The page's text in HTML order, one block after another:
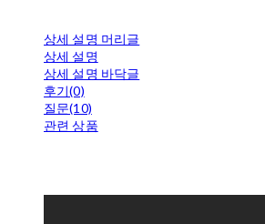
상세 설명 머리글
상세 설명
상세 설명 바닥글
후기(0)
질문(10)
관련 상품